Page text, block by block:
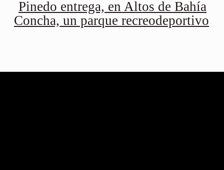
Pinedo entrega, en Altos de Bahía
Concha, un parque recreodeportivo